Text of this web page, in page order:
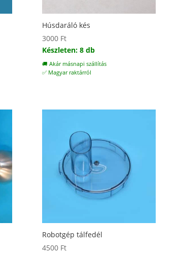
Húsdaráló kés
3000 Ft
Készleten: 8 db
🚚 Akár másnapi szállítás
✅ Magyar raktárról
Robotgép tálfedél
4500 Ft